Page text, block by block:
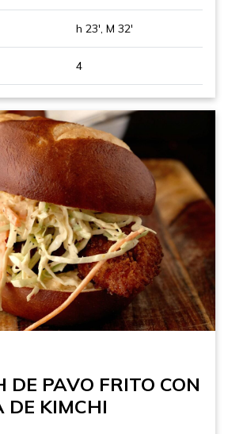
h 23', M 32'
4
DE PAVO FRITO CON
DE KIMCHI